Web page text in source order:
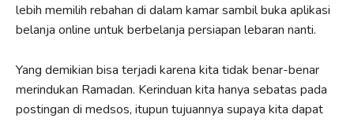
lebih memilih rebahan di dalam kamar sambil buka aplikasi
belanja online untuk berbelanja persiapan lebaran nanti.
Yang demikian bisa terjadi karena kita tidak benar-benar
merindukan Ramadan. Kerinduan kita hanya sebatas pada
postingan di medsos, itupun tujuannya supaya kita dapat